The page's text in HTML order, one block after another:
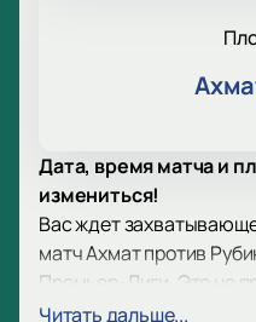
Дата, время матча и
измениться!
Вас ждет
матч Ахмат против
Премьер-Лиги. Это не
праздник для всех
Читать дальше...